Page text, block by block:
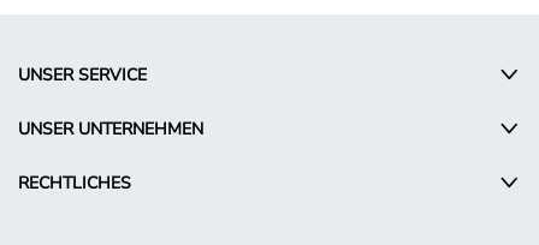
UNSER SERVICE
UNSER UNTERNEHMEN
RECHTLICHES